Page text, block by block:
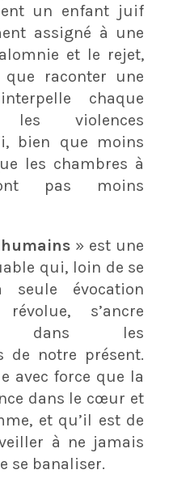
un enfant juif
assigné à une
et le rejet,
raconter une
chaque
violences
bien que moins
les chambres à
pas moins
» est une
qui, loin de se
évocation
s’ancre
dans les
de notre présent.
avec force que la
dans le cœur et
et qu’il est de
à ne jamais
se banaliser.